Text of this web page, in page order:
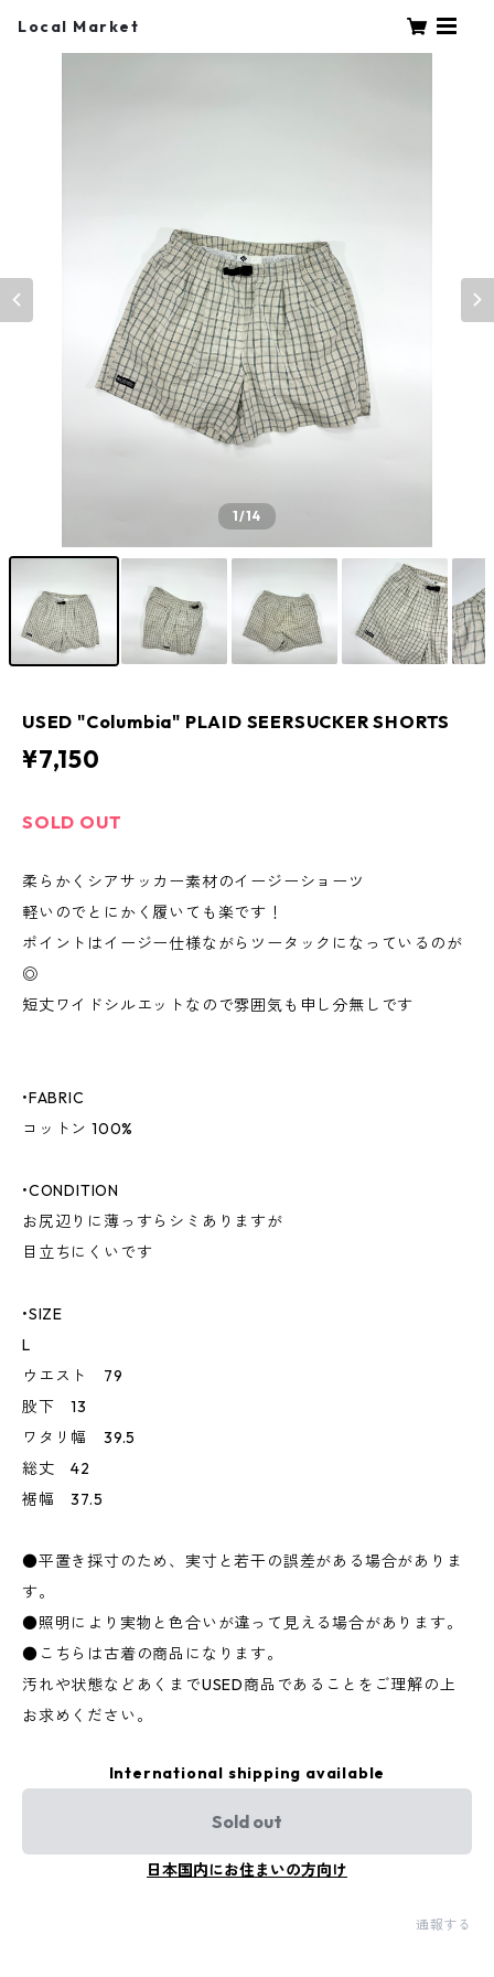
Local Market
1/14
USED "Columbia" PLAID SEERSUCKER SHORTS
¥7,150
SOLD OUT
柔らかくシアサッカー素材のイージーショーツ
軽いのでとにかく履いても楽です！
ポイントはイージー仕様ながらツータックになっているのが
◎
短丈ワイドシルエットなので雰囲気も申し分無しです
•FABRIC
コットン 100%
•CONDITION
お尻辺りに薄っすらシミありますが
目立ちにくいです
•SIZE
L
ウエスト 79
股下 13
ワタリ幅 39.5
総丈 42
裾幅 37.5
●平置き採寸のため、実寸と若干の誤差がある場合がありま
す。
●照明により実物と色合いが違って見える場合があります。
●こちらは古着の商品になります。
汚れや状態などあくまでUSED商品であることをご理解の上
お求めください。
International shipping available
Sold out
日本国内にお住まいの方向け
通報する